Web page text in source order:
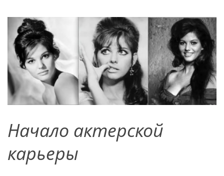
Начало актерской
карьеры